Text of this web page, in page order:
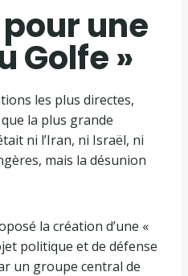
une
Golfe »
les plus directes,
la plus grande
ni l’Iran, ni Israël, ni
mais la désunion
la création d’une «
politique et de défense
un groupe central de